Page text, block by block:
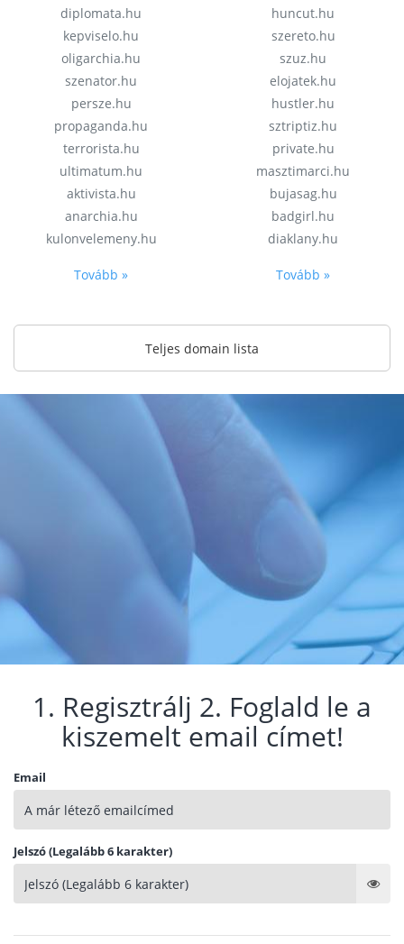
diplomata.hu
kepviselo.hu
oligarchia.hu
szenator.hu
persze.hu
propaganda.hu
terrorista.hu
ultimatum.hu
aktivista.hu
anarchia.hu
kulonvelemeny.hu
Tovább »
huncut.hu
szereto.hu
szuz.hu
elojatek.hu
hustler.hu
sztriptiz.hu
private.hu
masztimarci.hu
bujasag.hu
badgirl.hu
diaklany.hu
Tovább »
Teljes domain lista
1. Regisztrálj 2. Foglald le a
kiszemelt email címet!
Email
Jelszó (Legalább 6 karakter)